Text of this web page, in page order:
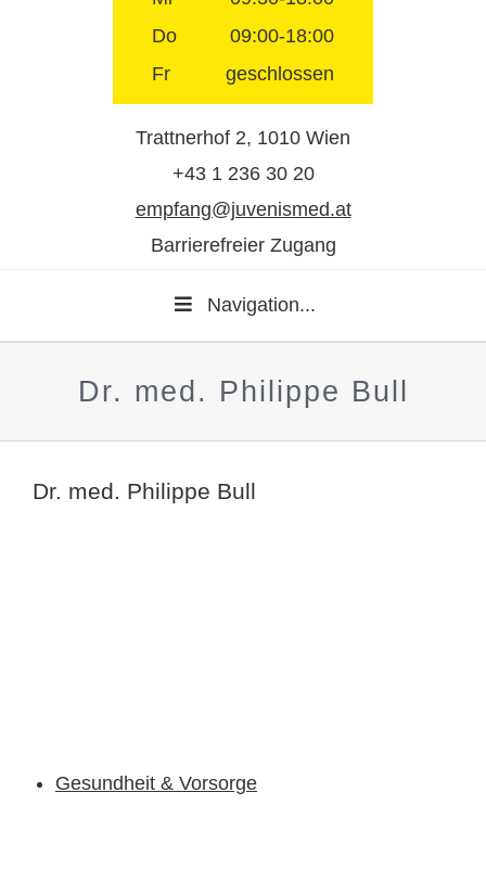
Do
09:00-18:00
Fr
geschlossen
Trattnerhof 2, 1010 Wien
+43 1 236 30 20
empfang@juvenismed.at
Barrierefreier Zugang
Navigation...
Dr. med. Philippe Bull
Dr. med. Philippe Bull
Gesundheit & Vorsorge